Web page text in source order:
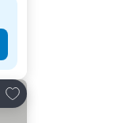
Adicionar aos favoritos